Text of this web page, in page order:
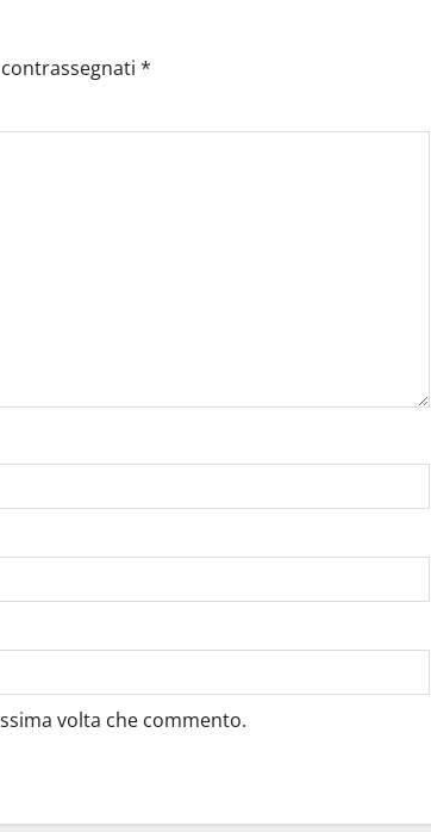
*
volta che commento.